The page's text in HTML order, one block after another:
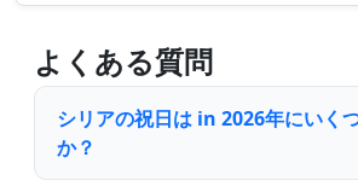
よくある質問
シリアの祝日は in 2026年にいく
か？